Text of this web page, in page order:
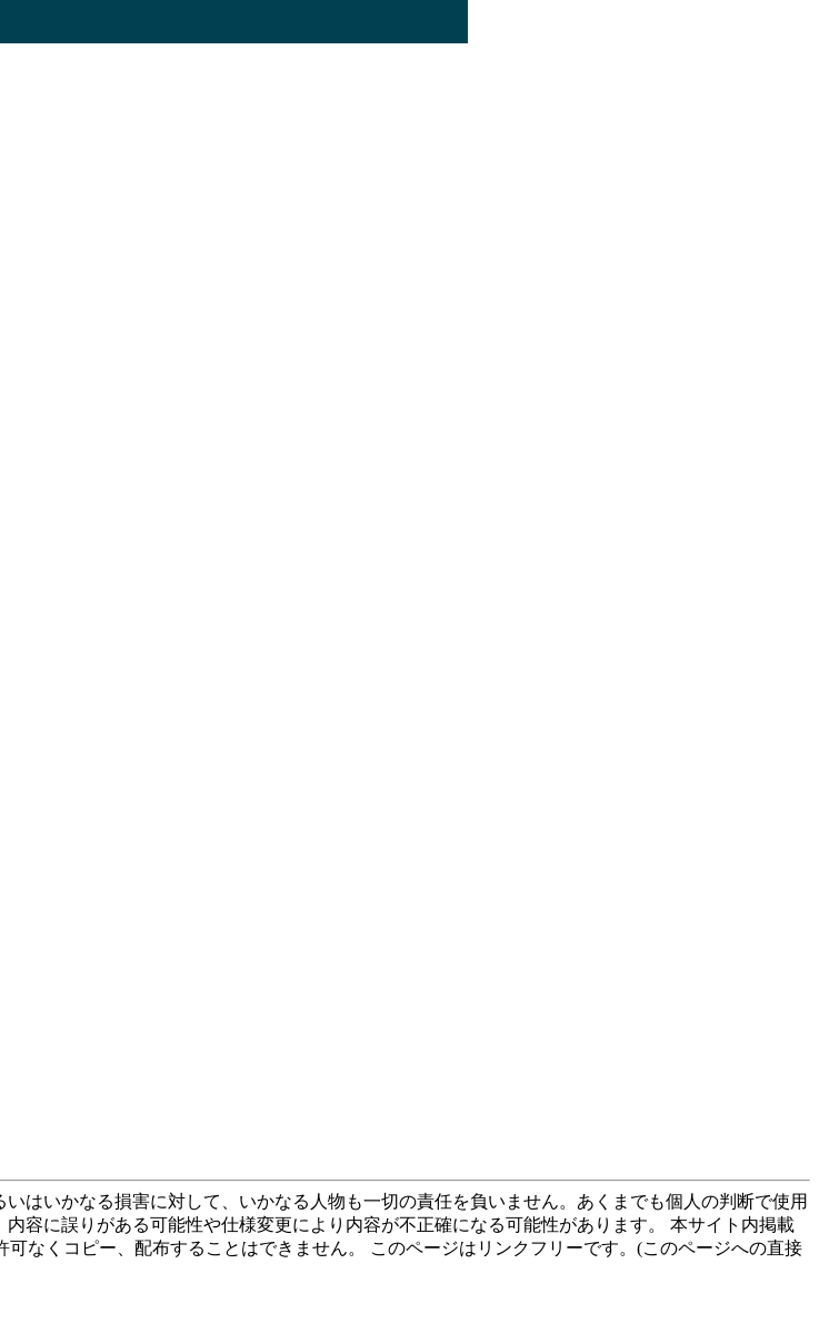
はいかなる損害に対して、いかなる人物も一切の責任を負いません。あくまでも個人の判断で使用
容に誤りがある可能性や仕様変更により内容が不正確になる可能性があります。 本サイト内掲載
なくコピー、配布することはできません。 このページはリンクフリーです。(このページへの直接